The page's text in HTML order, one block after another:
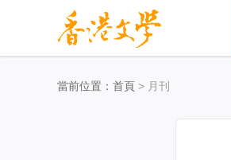
當前位置： 首頁 > 月刊